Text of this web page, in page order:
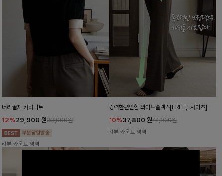
더리골지 카라니트
12%29,900 원33,900원
리뷰 카운트 영역
강력한편안함 와이드슬랙스[FREE,L사이즈]
10%37,800 원41,900원
리뷰 카운트 영역